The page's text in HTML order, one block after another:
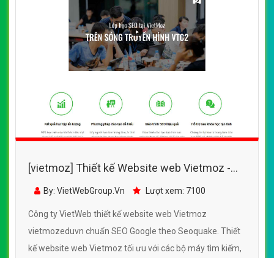
[vietmoz] Thiết kế Website web Vietmoz -
vietmozeduvn
By: VietWebGroup.Vn Lượt xem: 7100
Công ty VietWeb thiết kế website web Vietmoz
vietmozeduvn chuẩn SEO Google theo Seoquake. Thiết
kế website web Vietmoz tối ưu với các bộ máy tìm kiếm,